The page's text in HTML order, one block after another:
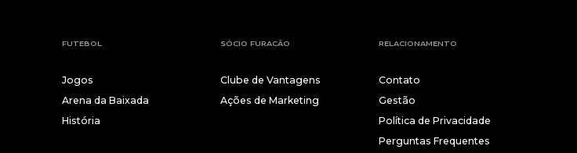
FUTEBOL
Jogos
Arena da Baixada
História
SÓCIO FURACÃO
Clube de Vantagens
Ações de Marketing
RELACIONAMENTO
Contato
Gestão
Política de Privacidade
Perguntas Frequentes